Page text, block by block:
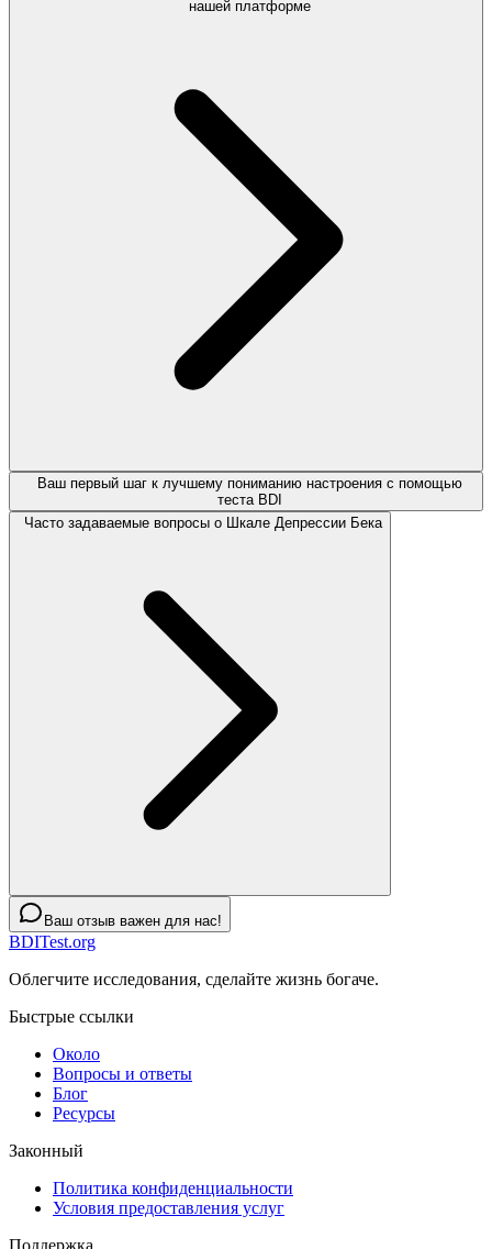
нашей платформе
Ваш первый шаг к лучшему пониманию настроения с помощью
теста BDI
Часто задаваемые вопросы о Шкале Депрессии Бека
Ваш отзыв важен для нас!
BDITest.org
Облегчите исследования, сделайте жизнь богаче.
Быстрые ссылки
Около
Вопросы и ответы
Блог
Ресурсы
Законный
Политика конфиденциальности
Условия предоставления услуг
Поддержка